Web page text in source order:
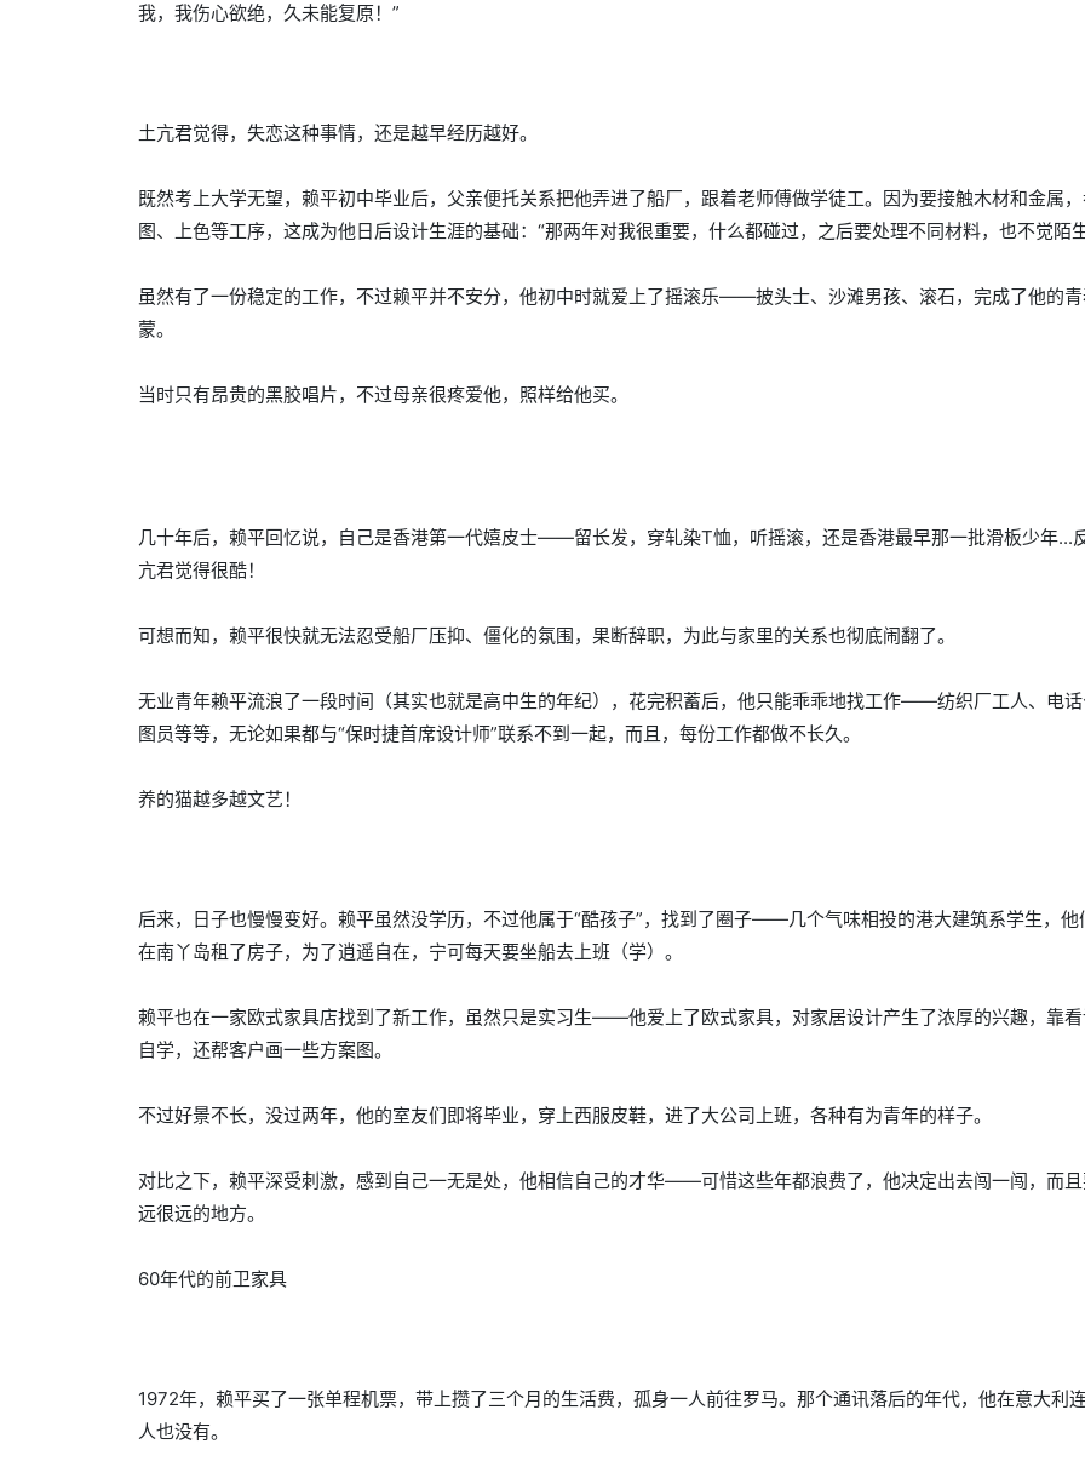
我，我伤心欲绝，久未能复原！”
土亢君觉得，失恋这种事情，还是越早经历越好。
既然考上大学无望，赖平初中毕业后，父亲便托关系把他弄进了船厂，跟着老师傅做学徒工。因为要接触木材和金属
图、上色等工序，这成为他日后设计生涯的基础：“那两年对我很重要，什么都碰过，之后要处理不同材料，也不觉陌
虽然有了一份稳定的工作，不过赖平并不安分，他初中时就爱上了摇滚乐——披头士、沙滩男孩、滚石，完成了他的
蒙。
当时只有昂贵的黑胶唱片，不过母亲很疼爱他，照样给他买。
几十年后，赖平回忆说，自己是香港第一代嬉皮士——留长发，穿轧染T恤，听摇滚，还是香港最早那一批滑板少年...
亢君觉得很酷！
可想而知，赖平很快就无法忍受船厂压抑、僵化的氛围，果断辞职，为此与家里的关系也彻底闹翻了。
无业青年赖平流浪了一段时间（其实也就是高中生的年纪），花完积蓄后，他只能乖乖地找工作——纺织厂工人、电话
图员等等，无论如果都与“保时捷首席设计师”联系不到一起，而且，每份工作都做不长久。
养的猫越多越文艺！
后来，日子也慢慢变好。赖平虽然没学历，不过他属于“酷孩子”，找到了圈子——几个气味相投的港大建筑系学生，他
在南丫岛租了房子，为了逍遥自在，宁可每天要坐船去上班（学）。
赖平也在一家欧式家具店找到了新工作，虽然只是实习生——他爱上了欧式家具，对家居设计产生了浓厚的兴趣，靠
自学，还帮客户画一些方案图。
不过好景不长，没过两年，他的室友们即将毕业，穿上西服皮鞋，进了大公司上班，各种有为青年的样子。
对比之下，赖平深受刺激，感到自己一无是处，他相信自己的才华——可惜这些年都浪费了，他决定出去闯一闯，而
远很远的地方。
60年代的前卫家具
1972年，赖平买了一张单程机票，带上攒了三个月的生活费，孤身一人前往罗马。那个通讯落后的年代，他在意大利
人也没有。